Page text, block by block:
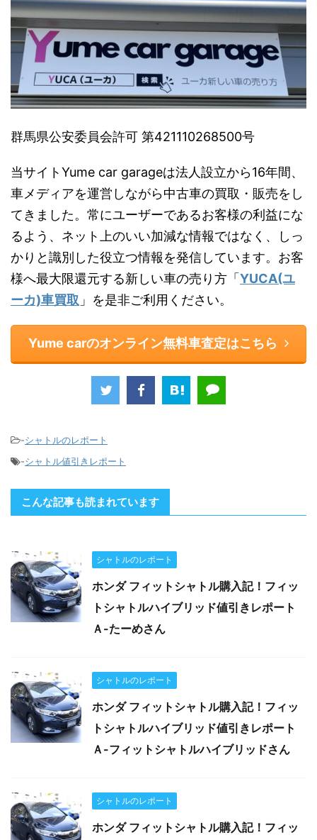
群馬県公安委員会許可 第421110268500号
当サイトYume car garageは法人設立から16年間、
車メディアを運営しながら中古車の買取・販売をし
てきました。常にユーザーであるお客様の利益にな
るよう、ネット上のいい加減な情報ではなく、しっ
かりと識別した役立つ情報を発信しています。お客
様へ最大限還元する新しい車の売り方「YUCA(ユ
ーカ)車買取 」を是非ご利用ください。
Yume carのオンライン無料車査定はこちら
-シャトルのレポート
-シャトル値引きレポート
こんな記事も読まれています
シャトルのレポート
ホンダ フィットシャトル購入記！フィッ
トシャトルハイブリッド値引きレポート
Ａ-たーめさん
シャトルのレポート
ホンダ フィットシャトル購入記！フィッ
トシャトルハイブリッド値引きレポート
Ａ-フィットシャトルハイブリッドさん
シャトルのレポート
ホンダ フィットシャトル購入記！フィッ